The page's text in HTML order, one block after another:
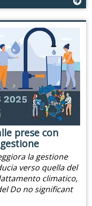
prese con
la gestione
verso quella del
climatico,
Do no significant